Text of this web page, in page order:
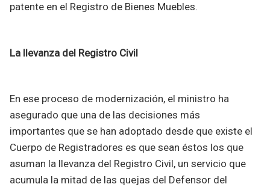
patente en el Registro de Bienes Muebles.
La llevanza del Registro Civil
En ese proceso de modernización, el ministro ha
asegurado que una de las decisiones más
importantes que se han adoptado desde que existe el
Cuerpo de Registradores es que sean éstos los que
asuman la llevanza del Registro Civil, un servicio que
acumula la mitad de las quejas del Defensor del